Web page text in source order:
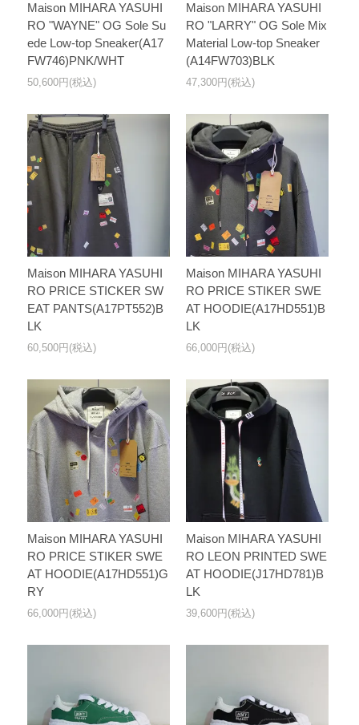
Maison MIHARA YASUHI
RO "WAYNE" OG Sole Su
ede Low-top Sneaker(A17
FW746)PNK/WHT
50,600円(税込)
Maison MIHARA YASUHI
RO "LARRY" OG Sole Mix
Material Low-top Sneaker
(A14FW703)BLK
47,300円(税込)
Maison MIHARA YASUHI
RO PRICE STICKER SW
EAT PANTS(A17PT552)B
LK
60,500円(税込)
Maison MIHARA YASUHI
RO PRICE STIKER SWE
AT HOODIE(A17HD551)B
LK
66,000円(税込)
Maison MIHARA YASUHI
RO PRICE STIKER SWE
AT HOODIE(A17HD551)G
RY
66,000円(税込)
Maison MIHARA YASUHI
RO LEON PRINTED SWE
AT HOODIE(J17HD781)B
LK
39,600円(税込)